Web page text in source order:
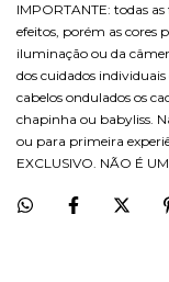
IMPORTANTE: todas
efeitos, porém as cores
iluminação ou da
dos cuidados
cabelos ondulados os
chapinha ou babyliss.
ou para primeira
EXCLUSIVO. NÃO É